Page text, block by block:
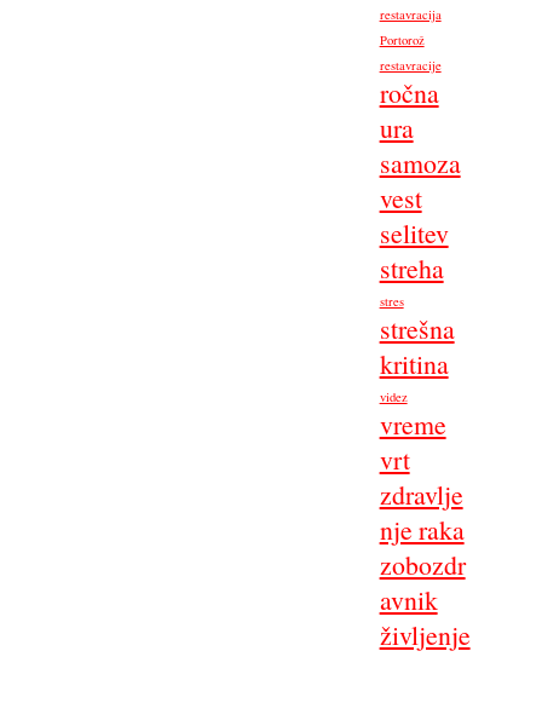
restavracija
Portorož
restavracije
ročna
ura
samoza
vest
selitev
streha
stres
strešna
kritina
videz
vreme
vrt
zdravlje
nje raka
zobozdr
avnik
življenje